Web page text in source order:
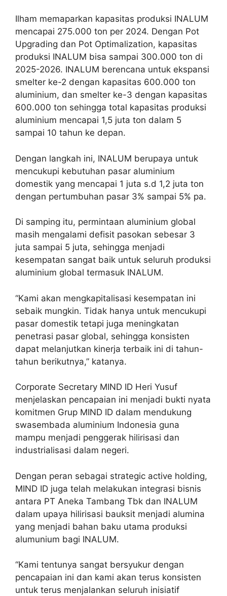
Ilham memaparkan kapasitas produksi INALUM
mencapai 275.000 ton per 2024. Dengan Pot
Upgrading dan Pot Optimalization, kapasitas
produksi INALUM bisa sampai 300.000 ton di
2025-2026. INALUM berencana untuk ekspansi
smelter ke-2 dengan kapasitas 600.000 ton
aluminium, dan smelter ke-3 dengan kapasitas
600.000 ton sehingga total kapasitas produksi
aluminium mencapai 1,5 juta ton dalam 5
sampai 10 tahun ke depan.
Dengan langkah ini, INALUM berupaya untuk
mencukupi kebutuhan pasar aluminium
domestik yang mencapai 1 juta s.d 1,2 juta ton
dengan pertumbuhan pasar 3% sampai 5% pa.
Di samping itu, permintaan aluminium global
masih mengalami defisit pasokan sebesar 3
juta sampai 5 juta, sehingga menjadi
kesempatan sangat baik untuk seluruh produksi
aluminium global termasuk INALUM.
“Kami akan mengkapitalisasi kesempatan ini
sebaik mungkin. Tidak hanya untuk mencukupi
pasar domestik tetapi juga meningkatan
penetrasi pasar global, sehingga konsisten
dapat melanjutkan kinerja terbaik ini di tahun-
tahun berikutnya,” katanya.
Corporate Secretary MIND ID Heri Yusuf
menjelaskan pencapaian ini menjadi bukti nyata
komitmen Grup MIND ID dalam mendukung
swasembada aluminium Indonesia guna
mampu menjadi penggerak hilirisasi dan
industrialisasi dalam negeri.
Dengan peran sebagai strategic active holding,
MIND ID juga telah melakukan integrasi bisnis
antara PT Aneka Tambang Tbk dan INALUM
dalam upaya hilirisasi bauksit menjadi alumina
yang menjadi bahan baku utama produksi
alumunium bagi INALUM.
“Kami tentunya sangat bersyukur dengan
pencapaian ini dan kami akan terus konsisten
untuk terus menjalankan seluruh inisiatif